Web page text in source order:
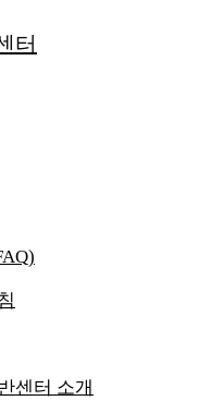
터
센터 소개